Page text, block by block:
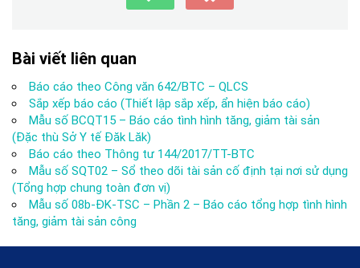
Bài viết liên quan
Báo cáo theo Công văn 642/BTC – QLCS
Sắp xếp báo cáo (Thiết lập sắp xếp, ẩn hiện báo cáo)
Mẫu số BCQT15 – Báo cáo tình hình tăng, giảm tài sản
(Đặc thù Sở Y tế Đăk Lăk)
Báo cáo theo Thông tư 144/2017/TT-BTC
Mẫu số SQT02 – Sổ theo dõi tài sản cố định tại nơi sử dụng
(Tổng hợp chung toàn đơn vị)
Mẫu số 08b-ĐK-TSC – Phần 2 – Báo cáo tổng hợp tình hình
tăng, giảm tài sản công